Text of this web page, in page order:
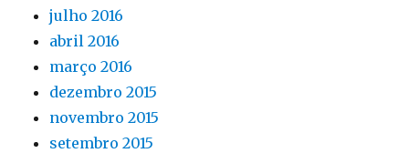
julho 2016
abril 2016
março 2016
dezembro 2015
novembro 2015
setembro 2015